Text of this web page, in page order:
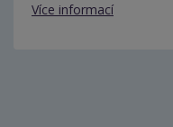
Více informací